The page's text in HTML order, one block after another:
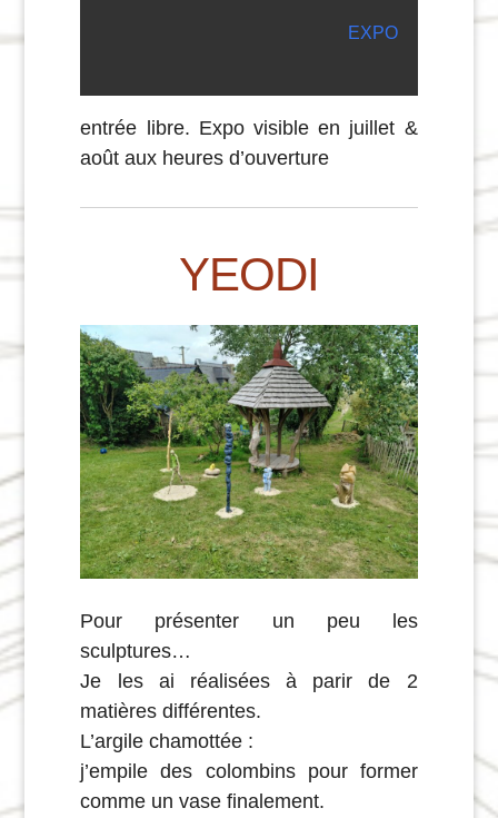
EXPO
entrée libre. Expo visible en juillet &
août aux heures d’ouverture
YEODI
Pour présenter un peu les
sculptures…
Je les ai réalisées à parir de 2
matières différentes.
L’argile chamottée :
j’empile des colombins pour former
comme un vase finalement.